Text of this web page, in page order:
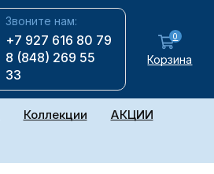
Звоните нам:
+7 927 616 80 79
8 (848) 269 55
33
0
Корзина
Коллекции АКЦИИ